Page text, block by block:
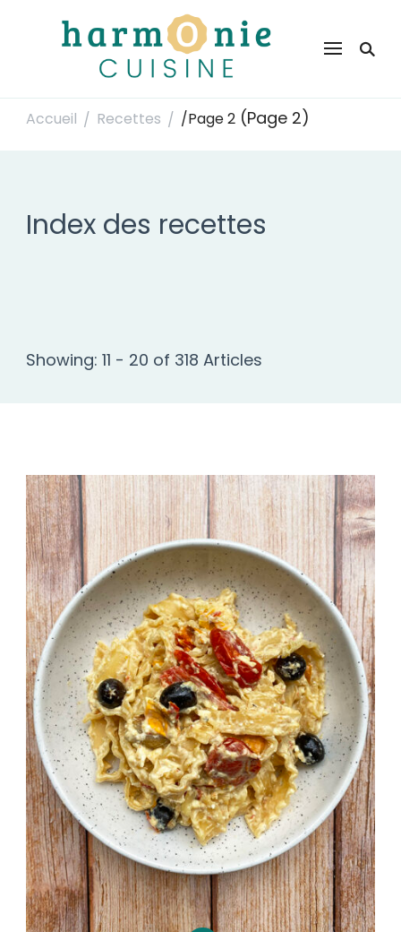
Harmonie Cuisine
Accueil / Recettes / /Page 2 (Page 2)
Index des recettes
Showing: 11 - 20 of 318 Articles